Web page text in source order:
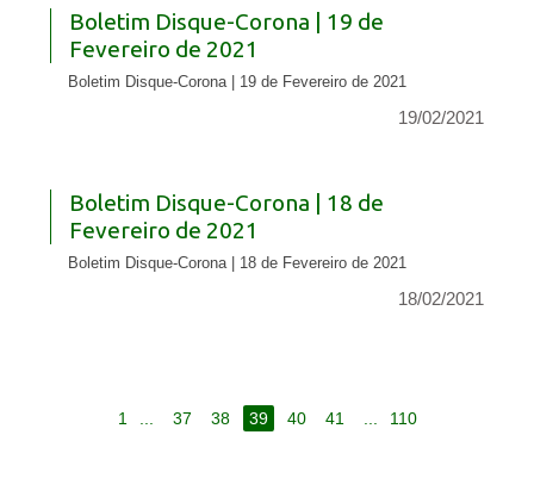
Boletim Disque-Corona | 19 de
Fevereiro de 2021
Boletim Disque-Corona | 19 de Fevereiro de 2021
19/02/2021
Boletim Disque-Corona | 18 de
Fevereiro de 2021
Boletim Disque-Corona | 18 de Fevereiro de 2021
18/02/2021
1 ... 37 38 39 40 41 ... 110